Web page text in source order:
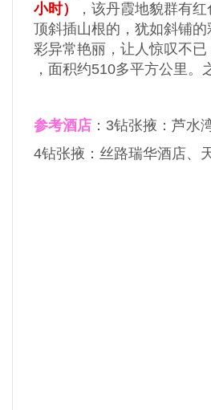
小时）
，该丹霞地貌群有
顶斜插山根的，犹如斜铺
彩异常艳丽，让人惊叹不
，面积约510多平方公里。
参考酒店 ：3钻张掖：芦水
4钻张掖：丝路瑞华酒店、